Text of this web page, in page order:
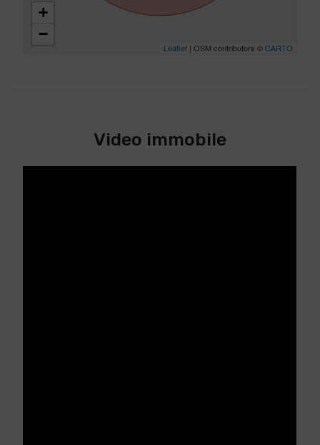
+
−
Leaflet| OSM contributors ©CARTO
Video immobile